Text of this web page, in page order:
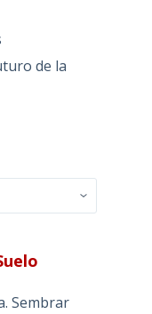
de la
Sembrar